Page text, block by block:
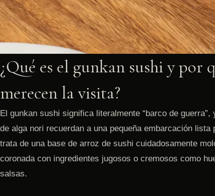
¿Qué es el gunkan sushi y por
merecen la visita?
El gunkan sushi significa literalmente “barco de
de alga nori recuerdan a una pequeña embarcación
trata de una base de arroz de sushi cuidadosamente
coronada con ingredientes jugosos o cremosos como
salsas.